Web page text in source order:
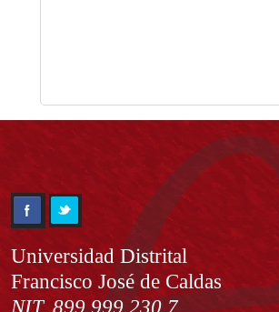
Información
Universidad Distrital
Francisco José de Caldas
NIT. 899.999.230.7